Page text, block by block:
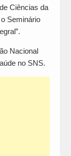
Ciências da
Seminário
Nacional
no SNS.